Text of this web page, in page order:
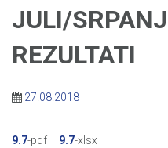
JULI/
REZULTATI
27.08.2018
9.7-pdf 9.7-xlsx